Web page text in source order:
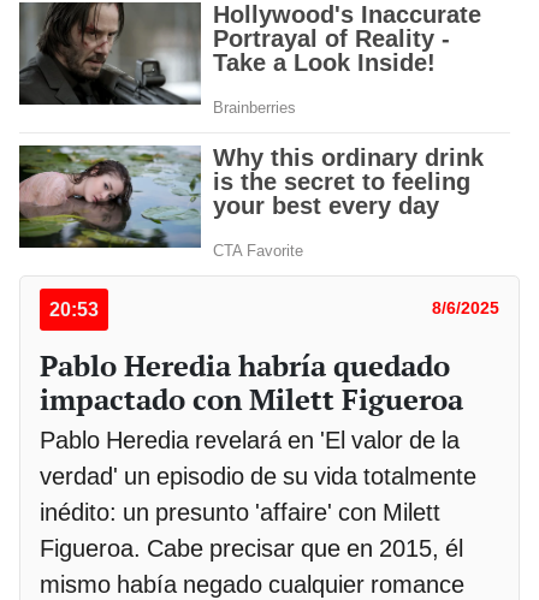
20:53 8/6/2025
Pablo Heredia habría quedado
impactado con Milett Figueroa
Pablo Heredia revelará en 'El valor de la
verdad' un episodio de su vida totalmente
inédito: un presunto 'affaire' con Milett
Figueroa. Cabe precisar que en 2015, él
mismo había negado cualquier romance